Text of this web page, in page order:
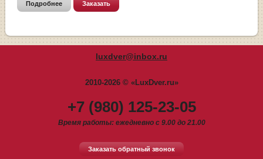
Подробнее Заказать
luxdver@inbox.ru
2010-2026 © «LuxDver.ru»
+7 (980) 125-23-05
Время работы: ежедневно с 9.00 до 21.00
Заказать обратный звонок